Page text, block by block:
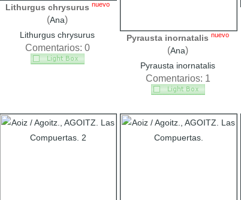
Lithurgus chrysurus nuevo
(Ana)
Lithurgus chrysurus
Comentarios: 0
Pyrausta inornatalis nuevo
(Ana)
Pyrausta inornatalis
Comentarios: 1